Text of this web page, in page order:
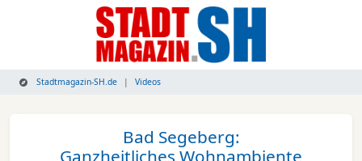
Stadtmagazin-SH.de Videos
Bad Segeberg:
Ganzheitliches Wohnambiente